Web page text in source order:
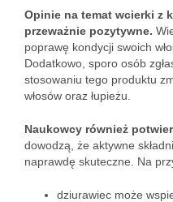
Opinie na temat wcierki z
przeważnie pozytywne.
poprawę kondycji swoich
Dodatkowo, sporo osób
stosowaniu tego produktu
włosów oraz łupieżu.
Naukowcy również
dowodzą, że aktywne
naprawdę skuteczne. Na
dziurawiec może